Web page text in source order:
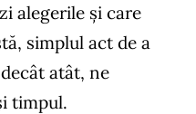
alegerile și care
simplul act de a
atât, ne
timpul.